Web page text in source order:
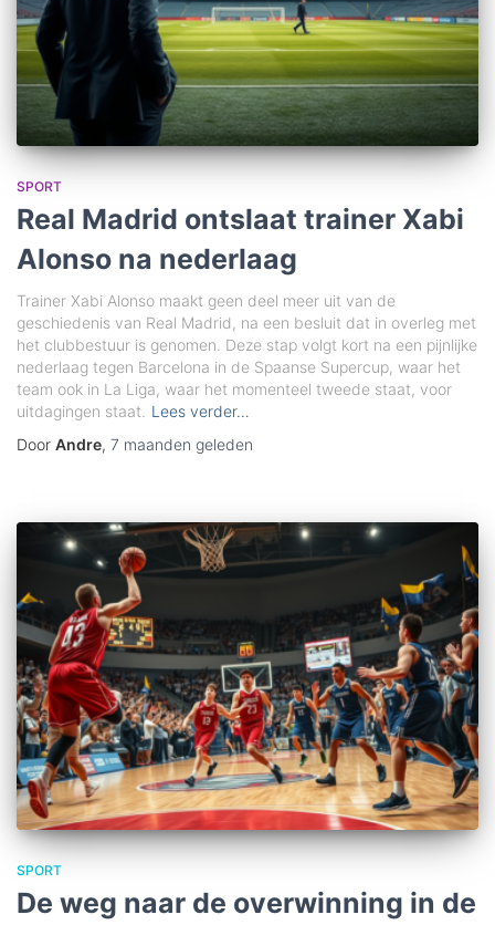
SPORT
Real Madrid ontslaat trainer Xabi
Alonso na nederlaag
Trainer Xabi Alonso maakt geen deel meer uit van de
geschiedenis van Real Madrid, na een besluit dat in overleg met
het clubbestuur is genomen. Deze stap volgt kort na een pijnlijke
nederlaag tegen Barcelona in de Spaanse Supercup, waar het
team ook in La Liga, waar het momenteel tweede staat, voor
uitdagingen staat.
Lees verder…
Door Andre, 7 maanden geleden
SPORT
De weg naar de overwinning in de